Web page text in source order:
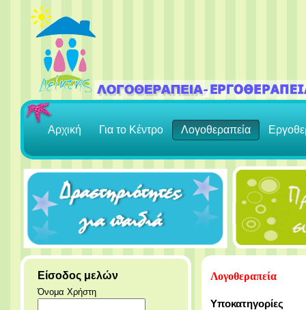
Αρχική Για το Κέντρο Λογοθεραπεία
Είσοδος μελών
Όνομα Χρήστη
Λογοθεραπεία
Υποκατηγορίες